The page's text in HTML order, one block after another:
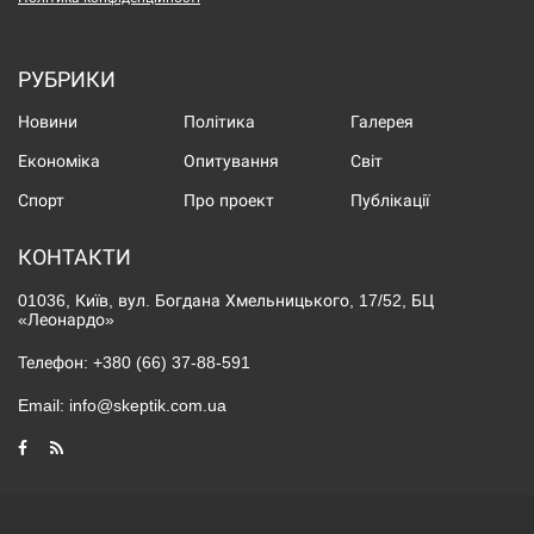
РУБРИКИ
Новини Політика Галерея
Економіка Опитування Світ
Спорт Про проект Публікації
КОНТАКТИ
01036, Київ, вул. Богдана Хмельницького, 17/52, БЦ
«Леонардо»
Телефон: +380 (66) 37-88-591
Email: info@skeptik.com.ua